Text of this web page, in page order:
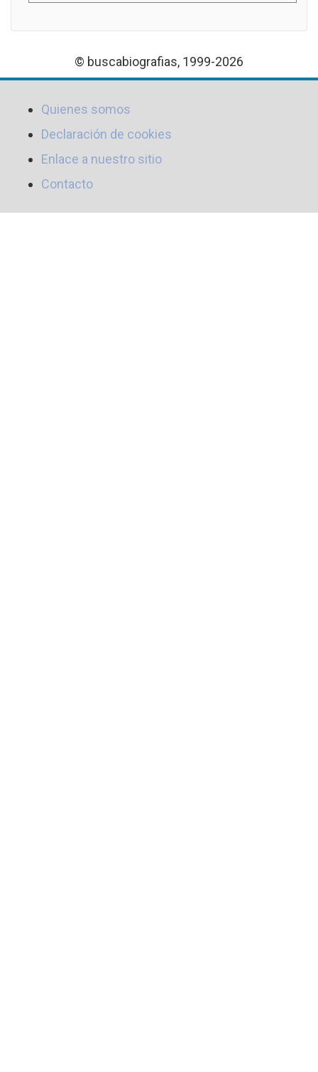
© buscabiografias, 1999-2026
Quienes somos
Declaración de cookies
Enlace a nuestro sitio
Contacto